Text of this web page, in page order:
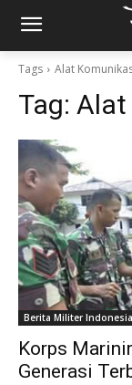
Tags Alat
Tag: Alat
Berita Militer Indonesia
Korps
Generasi